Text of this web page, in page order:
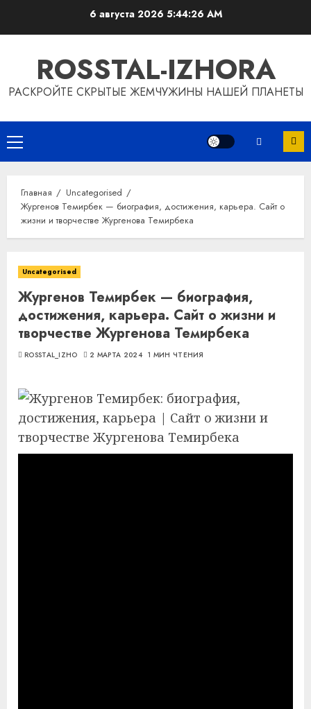
6 августа 20265:44:27 AM
ROSSTAL-IZHORA
РАСКРОЙТЕ СКРЫТЫЕ ЖЕМЧУЖИНЫ НАШЕЙ ПЛАНЕТЫ
Основное
меню
Главная
Uncategorised
Жургенов Темирбек — биография, достижения, карьера. Сайт о
жизни и творчестве Жургенова Темирбека
Uncategorised
Жургенов Темирбек — биография,
достижения, карьера. Сайт о жизни и
творчестве Жургенова Темирбека
ROSSTAL_IZHO 2 МАРТА 2024 1 МИН ЧТЕНИЯ